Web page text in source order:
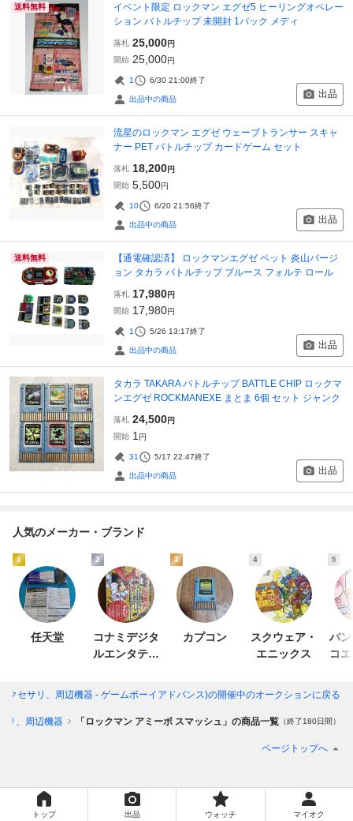
送料無料
イベント限定 ロックマン エグゼ5 ヒーリングオペレー
ション バトルチップ 未開封 1パック メディ
落札 25,000円
開始 25,000円
1 6/30 21:00終了
出品中の商品 出品
流星のロックマン エグゼ ウェーブトランサー スキャ
ナー PET バトルチップ カードゲーム セット
落札 18,200円
開始 5,500円
10 6/20 21:56終了
出品中の商品 出品
送料無料
【通電確認済】 ロックマンエグゼ ペット 炎山バージ
ョン タカラ バトルチップ ブルース フォルテ ロール
落札 17,980円
開始 17,980円
1 5/26 13:17終了
出品中の商品 出品
タカラ TAKARA バトルチップ BATTLE CHIP ロックマ
ンエグゼ ROCKMANEXE まとま 6個 セット ジャンク
落札 24,500円
開始 1 円
31 5/17 22:47終了
出品中の商品 出品
人気のメーカー・ブランド
1
任天堂
2
コナミデジタ
ルエンタテイ
3
カプコン
4
スクウェア・
エニックス
5
バ
コ
クセサリ、周辺機器 - ゲームボーイアドバンス)の開催中のオークションに戻る
リ、周辺機器 「ロックマン アミーボ スマッシュ」の商品一覧 （終了180日間）
ページトップへ
トップ 出品 ウォッチ マイオク